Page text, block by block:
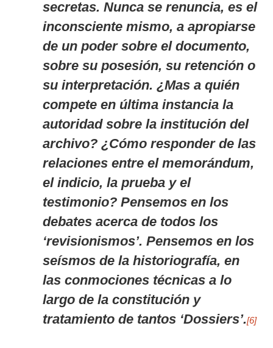
secretas. Nunca se renuncia, es el
inconsciente mismo, a apropiarse
de un poder sobre el documento,
sobre su posesión, su retención o
su interpretación. ¿Mas a quién
compete en última instancia la
autoridad sobre la institución del
archivo? ¿Cómo responder de las
relaciones entre el memorándum,
el indicio, la prueba y el
testimonio? Pensemos en los
debates acerca de todos los
‘revisionismos’. Pensemos en los
seísmos de la historiografía, en
las conmociones técnicas a lo
largo de la constitución y
tratamiento de tantos ‘Dossiers’.[6]